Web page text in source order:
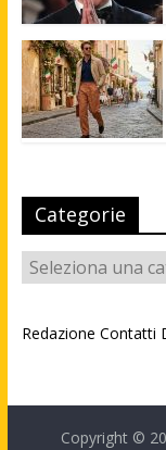
Categorie
Categorie
Redazione Contatti
Copyright ©